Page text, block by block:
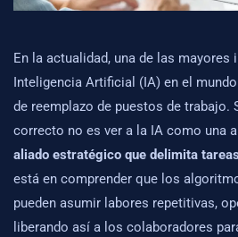
En la actualidad, una de las
Inteligencia Artificial (IA) en el
de reemplazo de puestos de trabajo.
correcto no es ver a la IA como una
aliado estratégico que delimita
está en comprender que los
pueden asumir labores repetitivas,
liberando así a los colaboradores